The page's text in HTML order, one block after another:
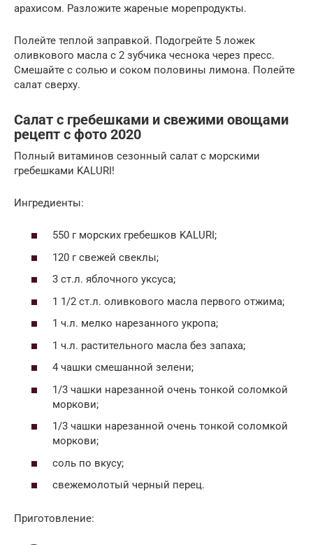
арахисом. Разложите жареные морепродукты.
Полейте теплой заправкой. Подогрейте 5 ложек
оливкового масла с 2 зубчика чеснока через пресс.
Смешайте с солью и соком половины лимона. Полейте
салат сверху.
Салат с гребешками и свежими овощами
рецепт с фото 2020
Полный витаминов сезонный салат с морскими
гребешками KALURI!
Ингредиенты:
550 г морских гребешков KALURI;
120 г свежей свеклы;
3 ст.л. яблочного уксуса;
1 1/2 ст.л. оливкового масла первого отжима;
1 ч.л. мелко нарезанного укропа;
1 ч.л. растительного масла без запаха;
4 чашки смешанной зелени;
1/3 чашки нарезанной очень тонкой соломкой
моркови;
1/3 чашки нарезанной очень тонкой соломкой
моркови;
соль по вкусу;
свежемолотый черный перец.
Приготовление: